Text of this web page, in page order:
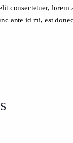
consectetuer,
ante id mi, est